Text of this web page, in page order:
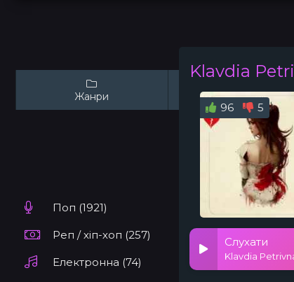
Жанри Виконавці
Поп (1921)
Реп / хіп-хоп (257)
Електронна (74)
Klavdia
96 5
Слухати
Klavdia